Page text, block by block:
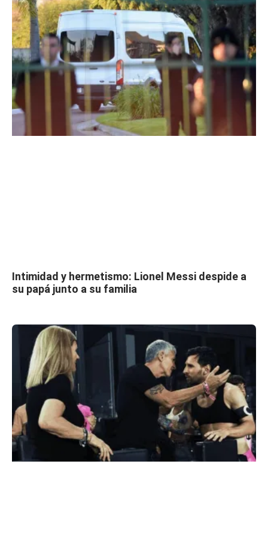
Intimidad y hermetismo: Lionel Messi despide a
su papá junto a su familia